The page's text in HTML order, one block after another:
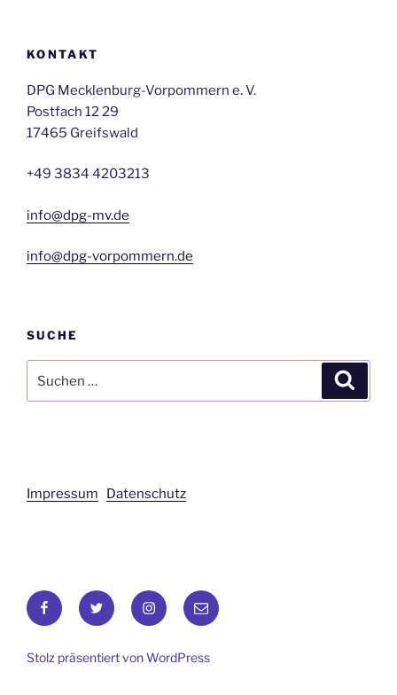
KONTAKT
DPG Mecklenburg-Vorpommern e. V.
Postfach 12 29
17465 Greifswald
+49 3834 4203213
info@dpg-mv.de
info@dpg-vorpommern.de
SUCHE
nach:
Impressum Datenschutz
FacebookTwitter Instagram
E-
Mail
Stolz präsentiert von WordPress